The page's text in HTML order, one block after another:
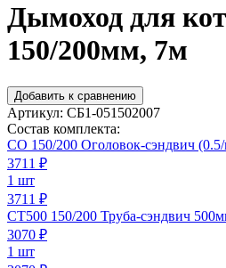
Дымоход для
150/200мм, 7м
Добавить к сравнению
Артикул: СБ1-051502007
Состав комплекта:
СО 150/200 Оголовок-сэндвич
3711 ₽
1 шт
3711 ₽
СТ500 150/200 Труба-сэндвич
3070 ₽
1 шт